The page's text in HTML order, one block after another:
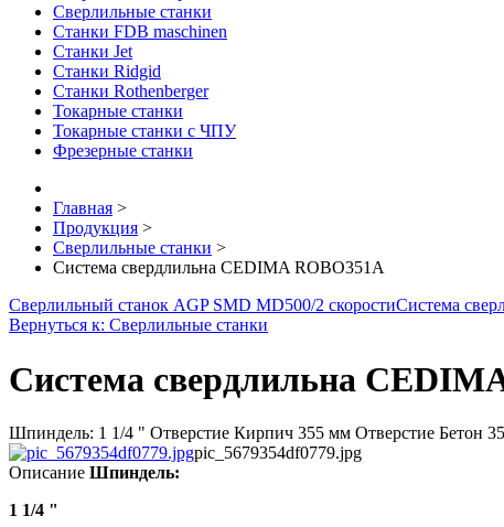
Сверлильные станки
Станки FDB maschinen
Станки Jet
Станки Ridgid
Станки Rothenberger
Токарные станки
Токарные станки с ЧПУ
Фрезерные станки
Главная >
Продукция >
Сверлильные станки >
Система свердлильна CEDIMA ROBO351A
Сверлильный станок AGP SMD MD500/2 скоростиСистема
Вернуться к: Сверлильные станки
Система свердлильна
Шпиндель: 1 1/4 " Отверстие Кирпич 355 мм Отверстие Бетон
pic_5679354df0779.jpg
Описание Шпиндель:
1 1/4 "